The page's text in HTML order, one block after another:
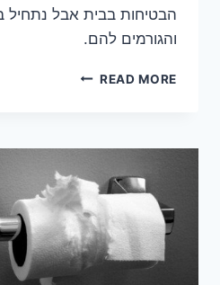
הבטיחות בבית אבל נתחיל
והגורמים להם.
READ MOREהזהירות
של
תאונות
ביתיות